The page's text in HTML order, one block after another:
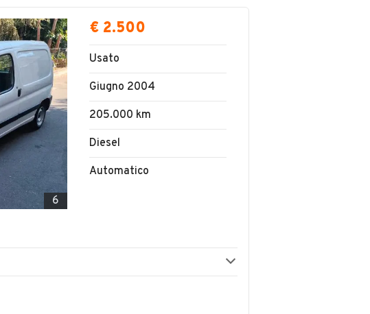
6
€ 2.500
Usato
Giugno 2004
205.000 km
Diesel
Automatico